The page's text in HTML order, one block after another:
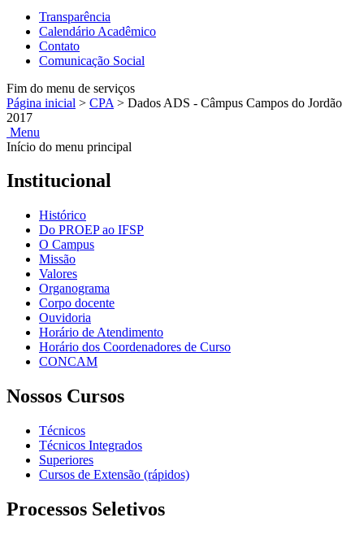
Transparência
Calendário Acadêmico
Contato
Comunicação Social
Fim do menu de serviços
Página inicial > CPA > Dados ADS - Câmpus Campos do Jordão
2017
Menu
Início do menu principal
Institucional
Histórico
Do PROEP ao IFSP
O Campus
Missão
Valores
Organograma
Corpo docente
Ouvidoria
Horário de Atendimento
Horário dos Coordenadores de Curso
CONCAM
Nossos Cursos
Técnicos
Técnicos Integrados
Superiores
Cursos de Extensão (rápidos)
Processos Seletivos